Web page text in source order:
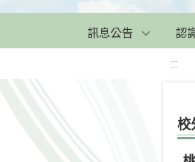
訊息公告 認
:::
校